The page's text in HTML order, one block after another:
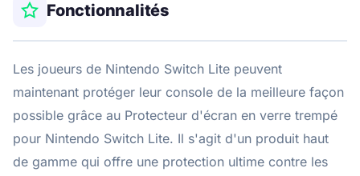
Fonctionnalités
Les joueurs de Nintendo Switch Lite peuvent
maintenant protéger leur console de la meilleure façon
possible grâce au Protecteur d'écran en verre trempé
pour Nintendo Switch Lite. Il s'agit d'un produit haut
de gamme qui offre une protection ultime contre les